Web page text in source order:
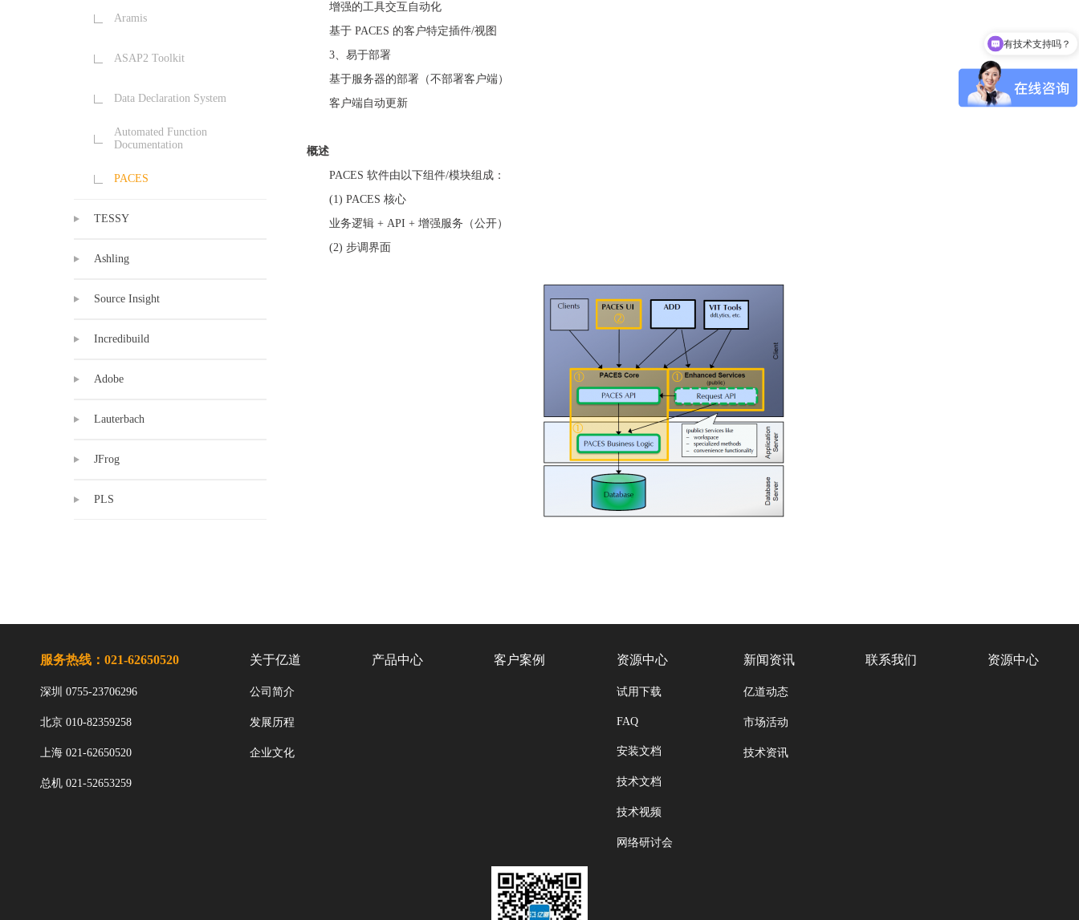
Aramis
ASAP2 Toolkit
Data Declaration System
Automated Function
Documentation
PACES
TESSY
Ashling
Source Insight
Incredibuild
Adobe
Lauterbach
JFrog
PLS
增强的工具交互自动化
基于 PACES 的客户特定插件/视图
3、易于部署
基于服务器的部署（不部署客户端）
客户端自动更新
概述
PACES 软件由以下组件/模块组成：
(1) PACES 核心
业务逻辑 + API + 增强服务（公开）
(2) 步调界面
服务热线：021-62650520
深圳 0755-23706296
北京 010-82359258
上海 021-62650520
总机 021-52653259
关于亿道
公司简介
发展历程
企业文化
产品中心 客户案例 资源中心
试用下载
FAQ
安装文档
技术文档
技术视频
网络研讨会
新闻资讯
亿道动态
市场活动
技术资讯
联系我们 资源中心
有技术支持吗？